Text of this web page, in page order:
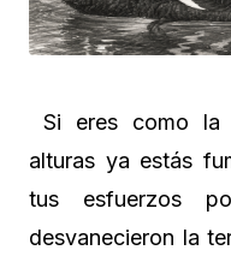
Si eres como la
alturas ya estás
tus esfuerzos
desvanecieron la